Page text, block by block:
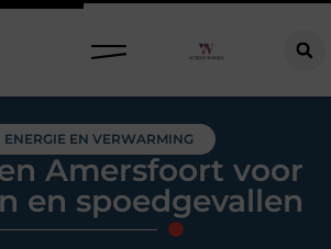
ENERGIE EN VERWARMING
Amersfoort voor
en spoedgevallen